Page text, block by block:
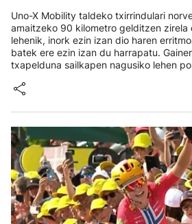
Uno-X Mobility taldeko txirrindulari
amaitzeko 90 kilometro gelditzen zirela
lehenik, inork ezin izan dio haren
batek ere ezin izan du harrapatu.
txapelduna sailkapen nagusiko lehen